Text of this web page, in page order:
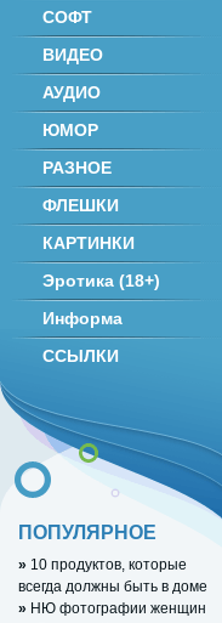
СОФТ
ВИДЕО
АУДИО
ЮМОР
РАЗНОЕ
ФЛЕШКИ
КАРТИНКИ
Эротика (18+)
Информа
ССЫЛКИ
ПОПУЛЯРНОЕ
» 10 продуктов, которые
всегда должны быть в доме
» НЮ фотографии женщин